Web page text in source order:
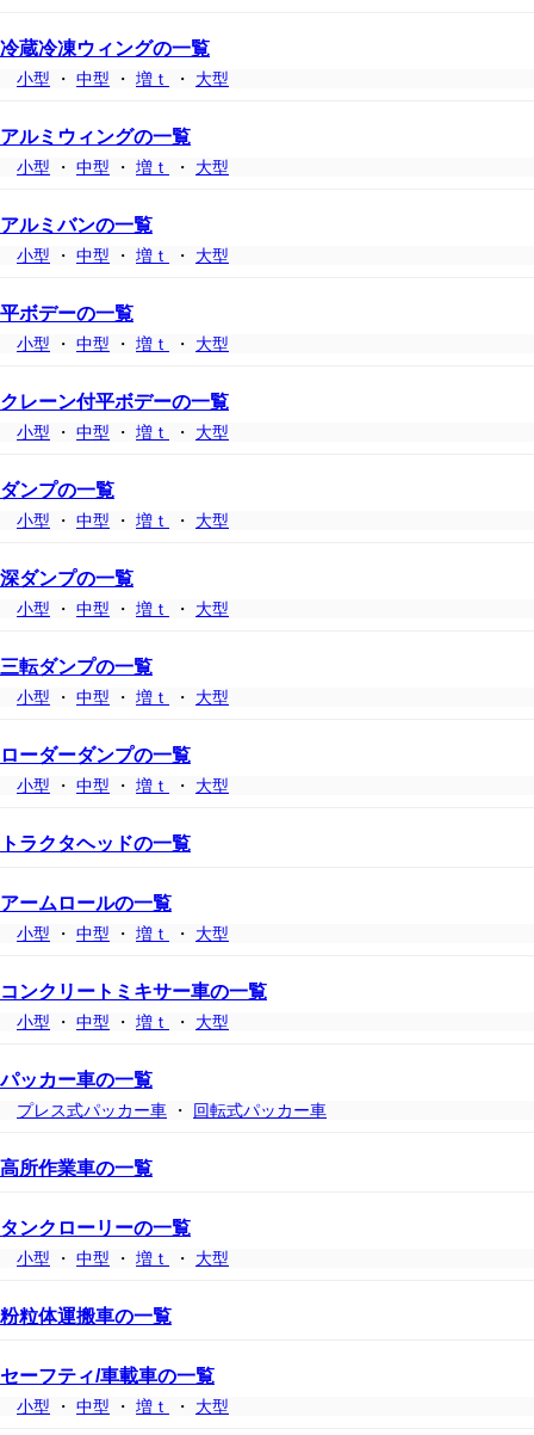
冷蔵冷凍ウィングの一覧
小型 ・ 中型 ・ 増ｔ ・ 大型
アルミウィングの一覧
小型 ・ 中型 ・ 増ｔ ・ 大型
アルミバンの一覧
小型 ・ 中型 ・ 増ｔ ・ 大型
平ボデーの一覧
小型 ・ 中型 ・ 増ｔ ・ 大型
クレーン付平ボデーの一覧
小型 ・ 中型 ・ 増ｔ ・ 大型
ダンプの一覧
小型 ・ 中型 ・ 増ｔ ・ 大型
深ダンプの一覧
小型 ・ 中型 ・ 増ｔ ・ 大型
三転ダンプの一覧
小型 ・ 中型 ・ 増ｔ ・ 大型
ローダーダンプの一覧
小型 ・ 中型 ・ 増ｔ ・ 大型
トラクタヘッドの一覧
アームロールの一覧
小型 ・ 中型 ・ 増ｔ ・ 大型
コンクリートミキサー車の一覧
小型 ・ 中型 ・ 増ｔ ・ 大型
パッカー車の一覧
プレス式パッカー車 ・ 回転式パッカー車
高所作業車の一覧
タンクローリーの一覧
小型 ・ 中型 ・ 増ｔ ・ 大型
粉粒体運搬車の一覧
セーフティ/車載車の一覧
小型 ・ 中型 ・ 増ｔ ・ 大型